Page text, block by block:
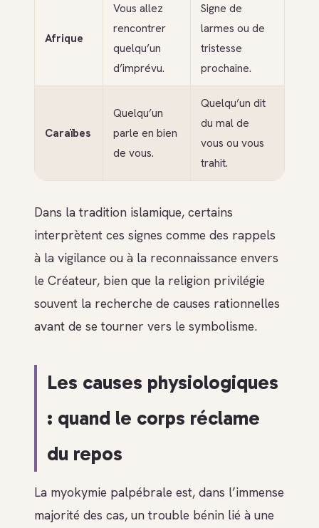
Afrique
Vous allez
rencontrer
quelqu’un
d’imprévu.
Signe de
larmes ou de
tristesse
prochaine.
Caraïbes
Quelqu’un
parle en bien
de vous.
Quelqu’un dit
du mal de
vous ou vous
trahit.
Dans la tradition islamique, certains
interprètent ces signes comme des rappels
à la vigilance ou à la reconnaissance envers
le Créateur, bien que la religion privilégie
souvent la recherche de causes rationnelles
avant de se tourner vers le symbolisme.
Les causes physiologiques
: quand le corps réclame
du repos
La myokymie palpébrale est, dans l’immense
majorité des cas, un trouble bénin lié à une